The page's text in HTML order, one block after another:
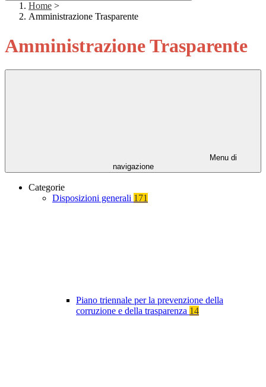
Home >
Amministrazione Trasparente
Amministrazione Trasparente
Menu di
navigazione
Categorie
Disposizioni generali 171
Piano triennale per la prevenzione della
corruzione e della trasparenza 14